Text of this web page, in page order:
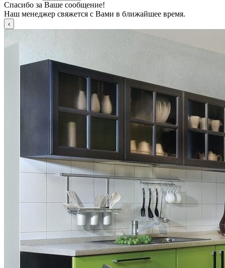
Спасибо за Ваше сообщение!
Наш менеджер свяжется с Вами в ближайшее время.